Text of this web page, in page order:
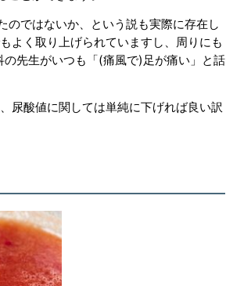
のではないか、という説も実際に存在し
よく取り上げられていますし、周りにも
先生がいつも「(痛風で)足が痛い」と話
尿酸値に関しては単純に下げれば良い訳